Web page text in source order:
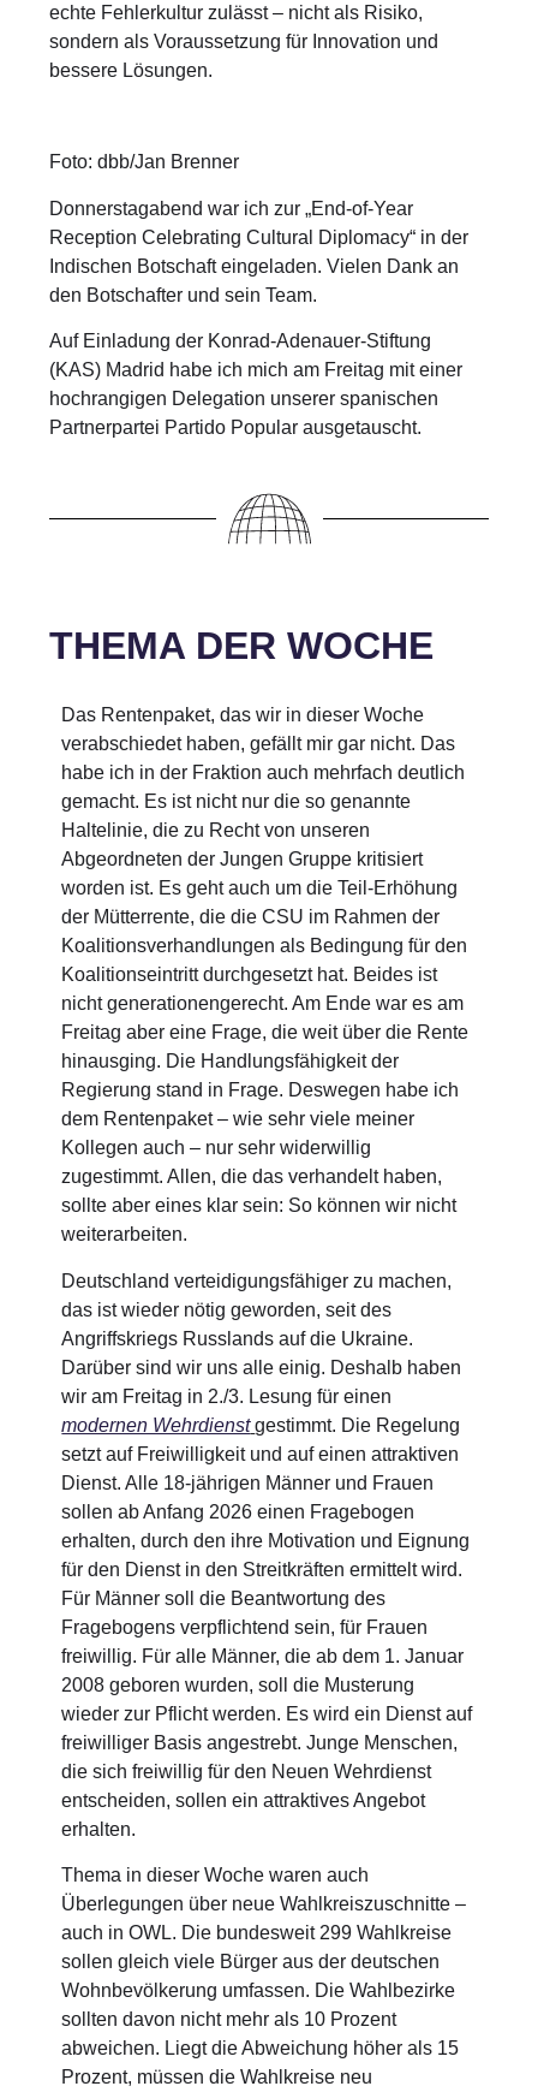
echte Fehlerkultur zulässt – nicht als Risiko,
sondern als Voraussetzung für Innovation und
bessere Lösungen.
Foto: dbb/Jan Brenner
Donnerstagabend war ich zur „End-of-Year
Reception Celebrating Cultural Diplomacy“ in der
Indischen Botschaft eingeladen. Vielen Dank an
den Botschafter und sein Team.
Auf Einladung der Konrad-Adenauer-Stiftung
(KAS) Madrid habe ich mich am Freitag mit einer
hochrangigen Delegation unserer spanischen
Partnerpartei Partido Popular ausgetauscht.
THEMA DER WOCHE
Das Rentenpaket, das wir in dieser Woche
verabschiedet haben, gefällt mir gar nicht. Das
habe ich in der Fraktion auch mehrfach deutlich
gemacht. Es ist nicht nur die so genannte
Haltelinie, die zu Recht von unseren
Abgeordneten der Jungen Gruppe kritisiert
worden ist. Es geht auch um die Teil-Erhöhung
der Mütterrente, die die CSU im Rahmen der
Koalitionsverhandlungen als Bedingung für den
Koalitionseintritt durchgesetzt hat. Beides ist
nicht generationengerecht. Am Ende war es am
Freitag aber eine Frage, die weit über die Rente
hinausging. Die Handlungsfähigkeit der
Regierung stand in Frage. Deswegen habe ich
dem Rentenpaket – wie sehr viele meiner
Kollegen auch – nur sehr widerwillig
zugestimmt. Allen, die das verhandelt haben,
sollte aber eines klar sein: So können wir nicht
weiterarbeiten.
Deutschland verteidigungsfähiger zu machen,
das ist wieder nötig geworden, seit des
Angriffskriegs Russlands auf die Ukraine.
Darüber sind wir uns alle einig. Deshalb haben
wir am Freitag in 2./3. Lesung für einen
modernen Wehrdienst gestimmt. Die Regelung
setzt auf Freiwilligkeit und auf einen attraktiven
Dienst. Alle 18-jährigen Männer und Frauen
sollen ab Anfang 2026 einen Fragebogen
erhalten, durch den ihre Motivation und Eignung
für den Dienst in den Streitkräften ermittelt wird.
Für Männer soll die Beantwortung des
Fragebogens verpflichtend sein, für Frauen
freiwillig. Für alle Männer, die ab dem 1. Januar
2008 geboren wurden, soll die Musterung
wieder zur Pflicht werden. Es wird ein Dienst auf
freiwilliger Basis angestrebt. Junge Menschen,
die sich freiwillig für den Neuen Wehrdienst
entscheiden, sollen ein attraktives Angebot
erhalten.
Thema in dieser Woche waren auch
Überlegungen über neue Wahlkreiszuschnitte –
auch in OWL. Die bundesweit 299 Wahlkreise
sollen gleich viele Bürger aus der deutschen
Wohnbevölkerung umfassen. Die Wahlbezirke
sollten davon nicht mehr als 10 Prozent
abweichen. Liegt die Abweichung höher als 15
Prozent, müssen die Wahlkreise neu